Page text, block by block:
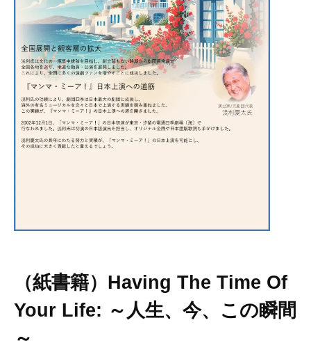
（紙書籍） Having The Time Of
Your Life: ～人生、今、この瞬間
～